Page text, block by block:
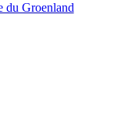
du Groenland